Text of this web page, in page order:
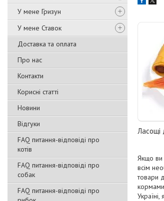
У мене Гризун
У мене Ставок
Доставка та оплата
Про нас
Контакти
Корисні статті
Новини
Відгуки
FAQ питання-відповіді про
котів
FAQ питання-відповіді про
собак
FAQ питання-відповіді про
Ласощі
Якщо ви
всім
товари